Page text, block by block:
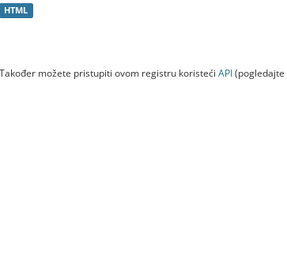
HTML
Također možete pristupiti ovom registru koristeći API(pogledajte